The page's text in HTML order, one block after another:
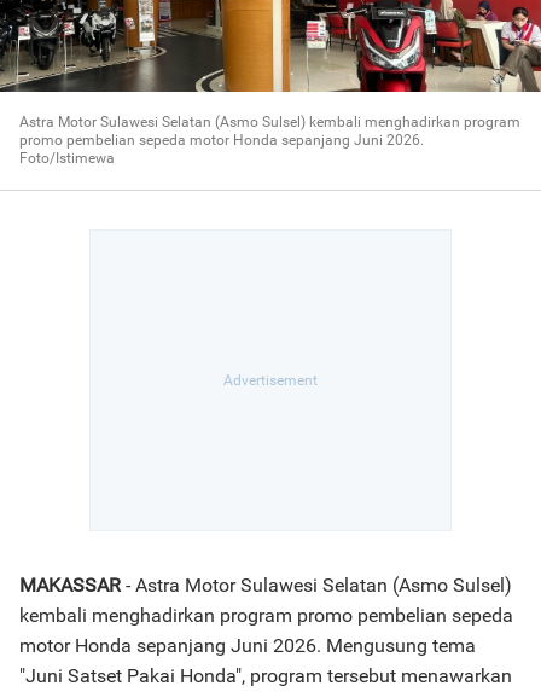
Astra Motor Sulawesi Selatan (Asmo Sulsel) kembali menghadirkan program
promo pembelian sepeda motor Honda sepanjang Juni 2026.
Foto/Istimewa
MAKASSAR- Astra Motor Sulawesi Selatan (Asmo Sulsel)
kembali menghadirkan program promo pembelian sepeda
motor Honda sepanjang Juni 2026. Mengusung tema
"Juni Satset Pakai Honda", program tersebut menawarkan